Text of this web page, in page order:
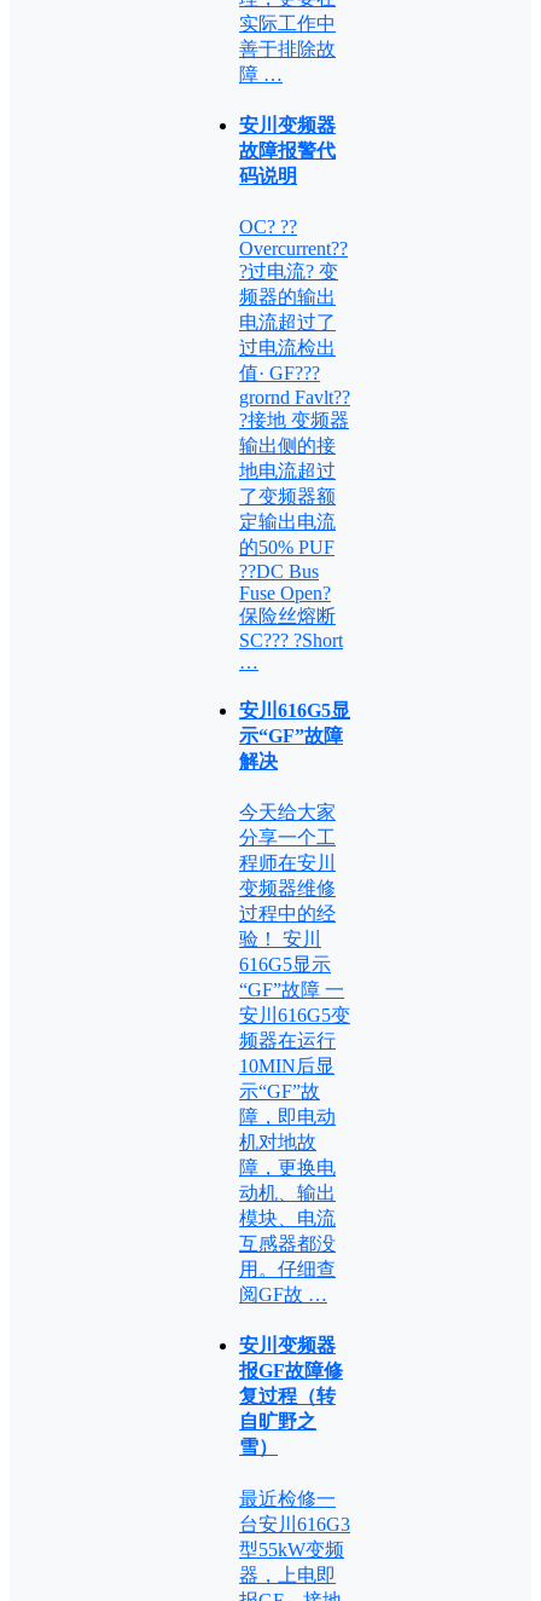
实际工作中
善于排除故
障 …
安川变频器
故障报警代
码说明
OC? ??
Overcurrent??
?过电流? 变
频器的输出
电流超过了
过电流检出
值· GF???
grornd Favlt??
?接地 变频器
输出侧的接
地电流超过
了变频器额
定输出电流
的50% PUF
??DC Bus
Fuse Open?
保险丝熔断
SC??? ?Short
…
安川616G5显
示“GF”故障
解决
今天给大家
分享一个工
程师在安川
变频器维修
过程中的经
验！ 安川
616G5显示
“GF”故障 一
安川616G5变
频器在运行
10MIN后显
示“GF”故
障，即电动
机对地故
障，更换电
动机、输出
模块、电流
互感器都没
用。仔细查
阅GF故 …
安川变频器
报GF故障修
复过程（转
自旷野之
雪）
最近检修一
台安川616G3
型55kW变频
器，上电即